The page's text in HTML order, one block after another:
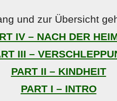
und zur Übersicht
IV – NACH DER
III –
PART II – KINDHEIT
PART I – INTRO